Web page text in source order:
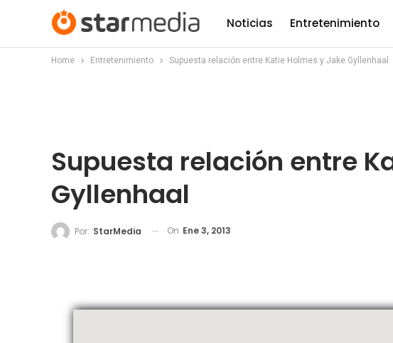
Noticias Entretenimiento
Home Entretenimiento Supuesta relación entre Katie Holmes y Jake Gyllenhaal
Supuesta relación entre
Gyllenhaal
Por: StarMedia On Ene 3, 2013